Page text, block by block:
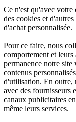
Ce n'est qu'avec votre
des cookies et
d'achat personnalisée.
Pour ce faire, nous
comportement et
permanence notre
contenus
d'utilisation. En outre,
avec des fournisseurs
canaux publicitaires
même leurs services.